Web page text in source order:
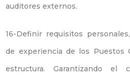
auditores externos.
16-Definir requisitos
de experiencia de los Puestos
estructura. Garantizando el